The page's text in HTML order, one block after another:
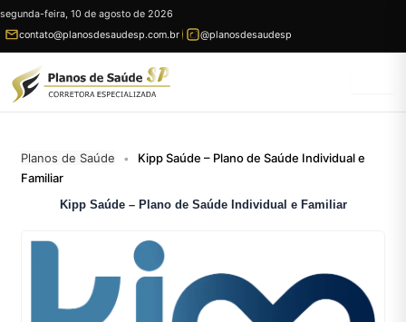
Ir
para
segunda-feira, 10 de agosto de 2026
contato@planosdesaudesp.com.br
@planosdesaudesp
Planos de Saúde •
Kipp Saúde – Plano de Saúde Individual e
Familiar
Kipp Saúde – Plano de Saúde Individual e Familiar